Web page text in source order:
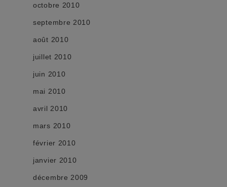
octobre 2010
septembre 2010
août 2010
juillet 2010
juin 2010
mai 2010
avril 2010
mars 2010
février 2010
janvier 2010
décembre 2009